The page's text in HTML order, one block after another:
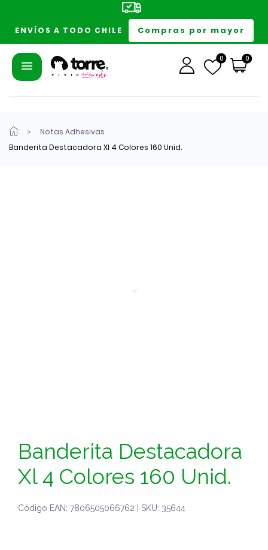
ENVÍOS A TODO CHILE Compras por mayor
0 0
Notas Adhesivas
Banderita Destacadora Xl 4 Colores 160 Unid.
Banderita Destacadora
Xl 4 Colores 160 Unid.
Código EAN: 7806505066762 | SKU: 35644